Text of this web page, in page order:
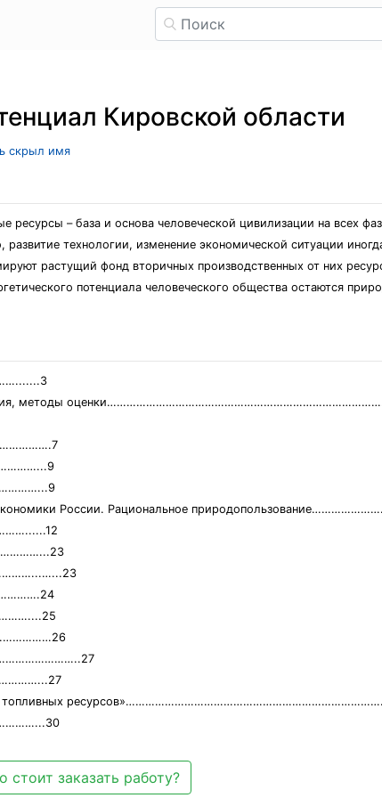
Кировской области
скрыл имя
ресурсы – база и основа человеческой цивилизации на всех
технологии, изменение экономической ситуации
растущий фонд вторичных производственных от них
потенциала человеческого общества остаются
методы
экономики России. Рациональное
топливных
стоит заказать работу?